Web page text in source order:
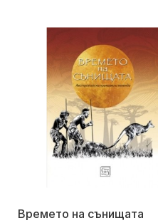
Времето на сънищата